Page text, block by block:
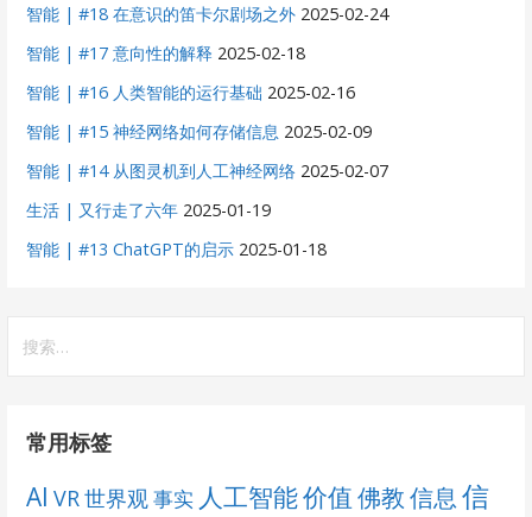
智能 | #18 在意识的笛卡尔剧场之外 2025-02-24
智能 | #17 意向性的解释 2025-02-18
智能 | #16 人类智能的运行基础 2025-02-16
智能 | #15 神经网络如何存储信息 2025-02-09
智能 | #14 从图灵机到人工神经网络 2025-02-07
生活 | 又行走了六年 2025-01-19
智能 | #13 ChatGPT的启示 2025-01-18
索：
常用标签
AI VR世界观事实 人工智能价值佛教信息信